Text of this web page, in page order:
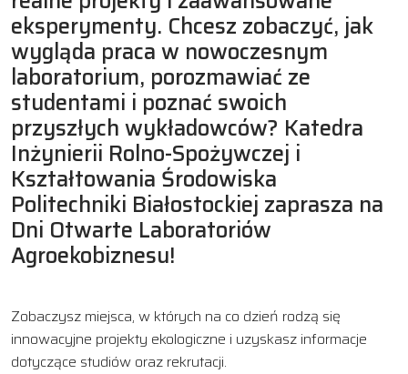
eksperymenty. Chcesz zobaczyć, jak
wygląda praca w nowoczesnym
laboratorium, porozmawiać ze
studentami i poznać swoich
przyszłych wykładowców? Katedra
Inżynierii Rolno-Spożywczej i
Kształtowania Środowiska
Politechniki Białostockiej zaprasza na
Dni Otwarte Laboratoriów
Agroekobiznesu!
Zobaczysz miejsca, w których na co dzień rodzą się
innowacyjne projekty ekologiczne i uzyskasz informacje
dotyczące studiów oraz rekrutacji.